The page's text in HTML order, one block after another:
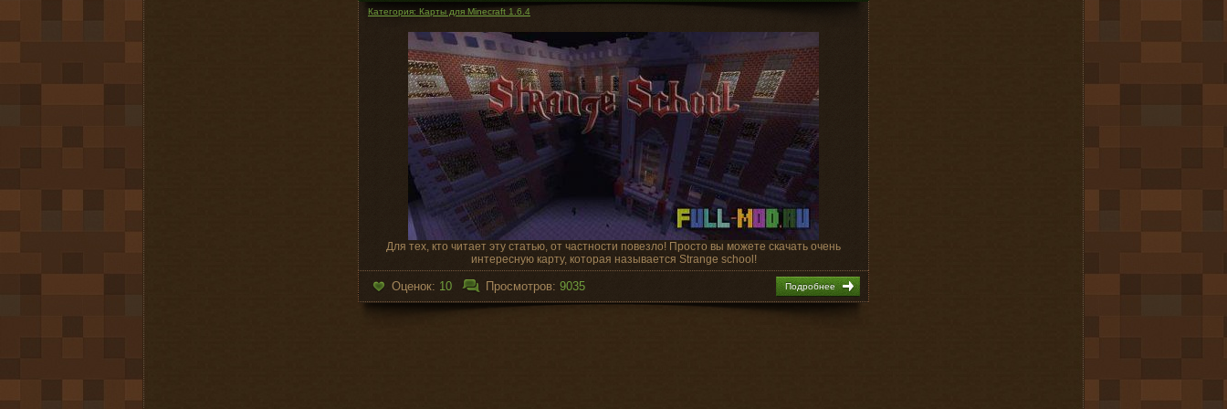
Категория: Карты для Minecraft 1.6.4
Для тех, кто читает эту статью, от частности повезло! Просто вы можете скачать очень
интересную карту, которая называется Strange school !
Оценок: 10 Просмотров: 9035 Подробнее